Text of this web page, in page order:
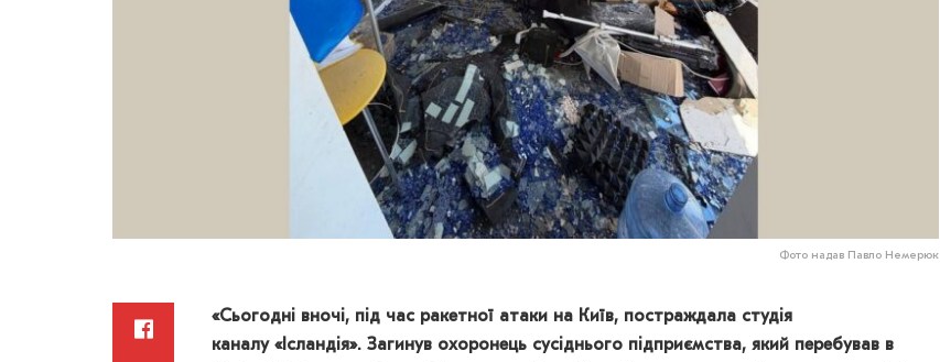
Фото надав Павло Немерюк
«Сьогодні вночі, під час ракетної атаки на Київ, постраждала студія
каналу «Ісландія». Загинув охоронець сусіднього підприємства, який перебував в